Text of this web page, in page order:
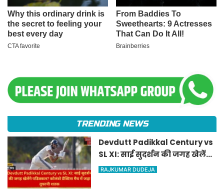
TRENDING NEWS
Devdutt Padikkal Century vs
SL XI: साई सुदर्शन की जगह खेलेंगे
पडिक्कल? कोलंबो प्रैक्टिस मैच में
RAJKUMAR DUDEJA